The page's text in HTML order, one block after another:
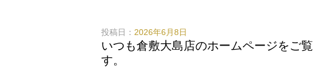
投稿日： 2026年6月8日
いつも倉敷大島店のホームページをご
す。